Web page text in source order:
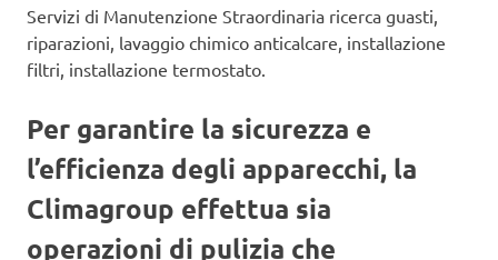
Servizi di Manutenzione Straordinaria ricerca guasti,
riparazioni, lavaggio chimico anticalcare, installazione
filtri, installazione termostato.
Per garantire la sicurezza e
l’efficienza degli apparecchi, la
Climagroup effettua sia
operazioni di pulizia che